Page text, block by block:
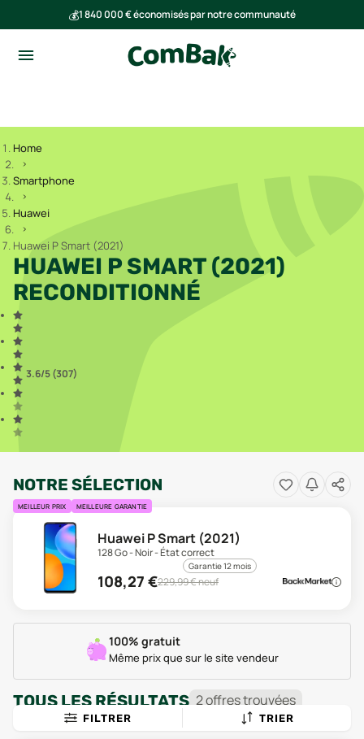
💰1 840 000 € économisés par notre communauté
Home
Smartphone
Huawei
Huawei P Smart (2021)
HUAWEI P SMART (2021)
RECONDITIONNÉ
3.6/5 (307)
NOTRE SÉLECTION
MEILLEUR PRIX MEILLEURE GARANTIE
Huawei P Smart (2021)
128 Go - Noir - État correct
Garantie 12 mois
108,27 €229,99€ neuf
100% gratuit
Même prix que sur le site vendeur
TOUS LES RÉSULTATS 2offrestrouvées
FILTRER TRIER